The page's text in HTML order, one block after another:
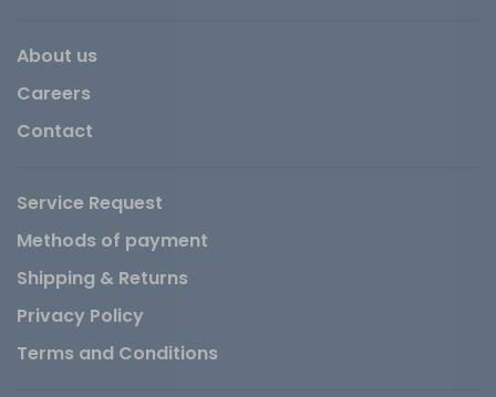
About us
Careers
Contact
Service Request
Methods of payment
Shipping & Returns
Privacy Policy
Terms and Conditions